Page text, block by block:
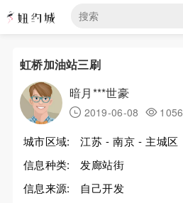
虹桥加油站三刷
暗月***世豪
2019-06-08 1056
城市区域:
江苏 - 南京 - 主城区
信息种类:
发廊站街
信息来源:
自己开发